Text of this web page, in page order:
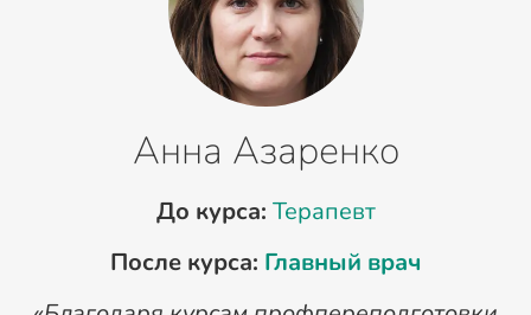
Анна Азаренко
До курса: Терапевт
После курса: Главный врач